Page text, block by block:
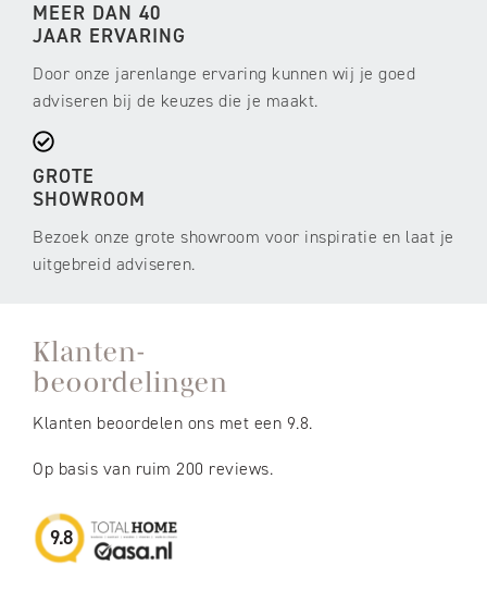
MEER DAN 40
JAAR ERVARING
Door onze jarenlange ervaring kunnen wij je goed
adviseren bij de keuzes die je maakt.
GROTE
SHOWROOM
Bezoek onze grote showroom voor inspiratie en laat je
uitgebreid adviseren.
Klanten-
beoordelingen
Klanten beoordelen ons met een 9.8.
Op basis van ruim 200 reviews.
9.8